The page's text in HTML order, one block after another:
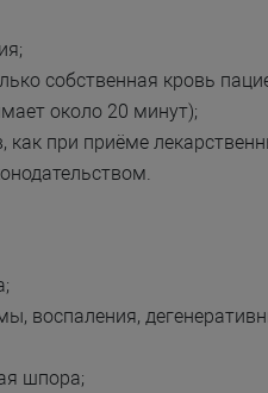
собственная кровь
около 20 минут);
как при приёме
воспаления,
шпора;